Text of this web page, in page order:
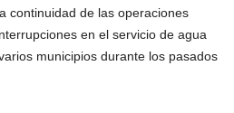
continuidad de las operaciones
en el servicio de agua
municipios durante los pasados